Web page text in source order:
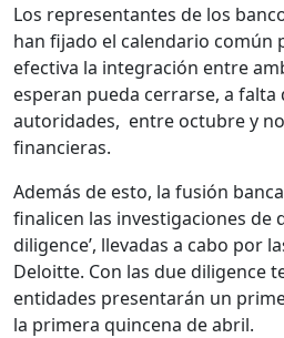
Los representantes de los
han fijado el calendario común
efectiva la integración entre
esperan pueda cerrarse, a falta
autoridades, entre octubre y
financieras.
Además de esto, la fusión
finalicen las investigaciones de
diligence’, llevadas a cabo por
Deloitte. Con las due diligence
entidades presentarán un
la primera quincena de abril.